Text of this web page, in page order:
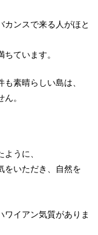
カンスで来る人がほと
ています。
素晴らしい島は、
。
うに、
をいただき、自然を
ワイアン気質がありま